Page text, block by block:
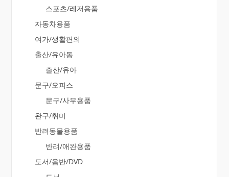
스포츠/레저용품
자동차용품
여가/생활편의
출산/유아동
출산/유아
문구/오피스
문구/사무용품
완구/취미
반려동물용품
반려/애완용품
도서/음반/DVD